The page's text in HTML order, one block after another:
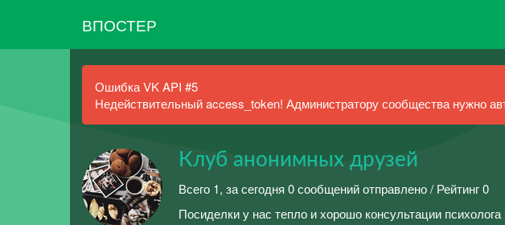
ВПОСТЕР
Ошибка VK API #5
Недействительный access_token! Администратору сообщества нужно
Клуб анонимных друзей
Всего 1, за сегодня 0 сообщений отправлено / Рейтинг 0
Посиделки у нас тепло и хорошо консультации